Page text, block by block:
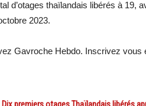
d’otages thaïlandais libérés à 19,
2023.
Gavroche Hebdo. Inscrivez vous